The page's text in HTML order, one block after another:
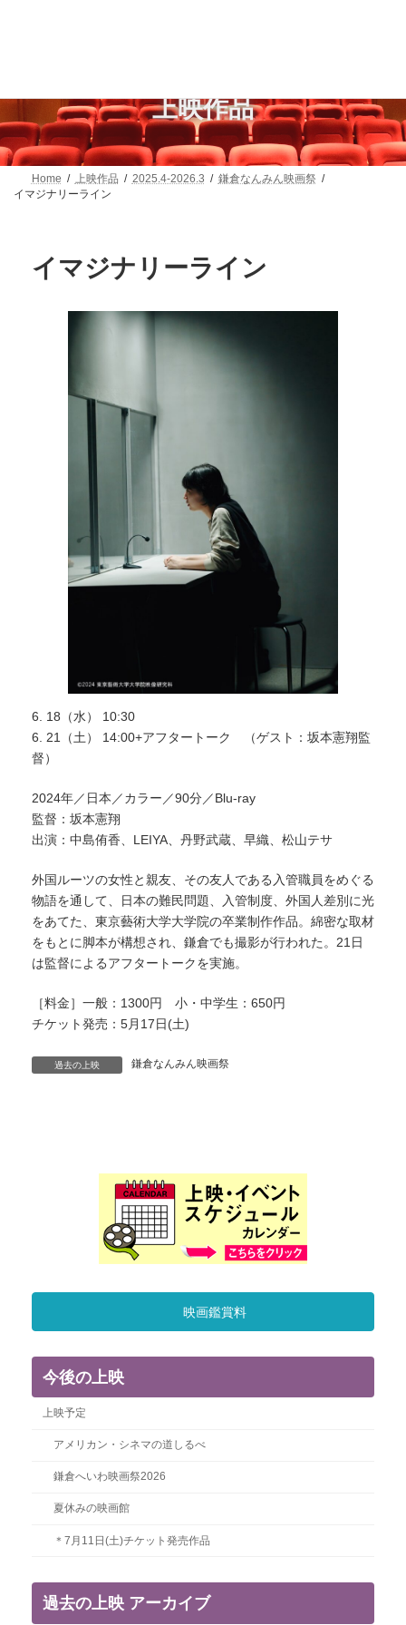
ス
キ
ッ
プ
ン
に
移
動
上映作品
Home 上映作品 2025.4-2026.3
鎌倉なんみん映画祭
イマジナリーライン
イマジナリーライン
6. 18（水） 10:30
6. 21（土） 14:00+アフタートーク （ゲスト：坂本憲翔監
督）
2024年／日本／カラー／90分／Blu-ray
監督：坂本憲翔
出演：中島侑香、LEIYA、丹野武蔵、早織、松山テサ
外国ルーツの女性と親友、その友人である入管職員をめぐる
物語を通して、日本の難民問題、入管制度、外国人差別に光
をあてた、東京藝術大学大学院の卒業制作作品。綿密な取材
をもとに脚本が構想され、鎌倉でも撮影が行われた。21日
は監督によるアフタートークを実施。
［料金］一般：1300円 小・中学生：650円
チケット発売：5月17日(土)
過去の上映 鎌倉なんみん映画祭
映画鑑賞料
今後の上映
上映予定
アメリカン・シネマの道しるべ
鎌倉へいわ映画祭2026
夏休みの映画館
＊7月11日(土)チケット発売作品
過去の上映 アーカイブ